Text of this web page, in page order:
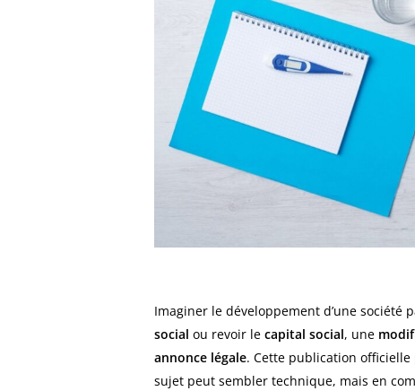
Imaginer le développement d’une société
social ou revoir le capital social, une
annonce légale. Cette publication
sujet peut sembler technique, mais en